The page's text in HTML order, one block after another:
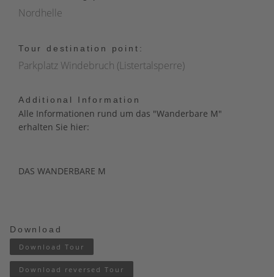
Nordhelle
Tour destination point:
Parkplatz Windebruch (Listertalsperre)
Additional Information
Alle Informationen rund um das "Wanderbare M"
erhalten Sie hier:
DAS WANDERBARE M
Download
Download Tour
Download reversed Tour